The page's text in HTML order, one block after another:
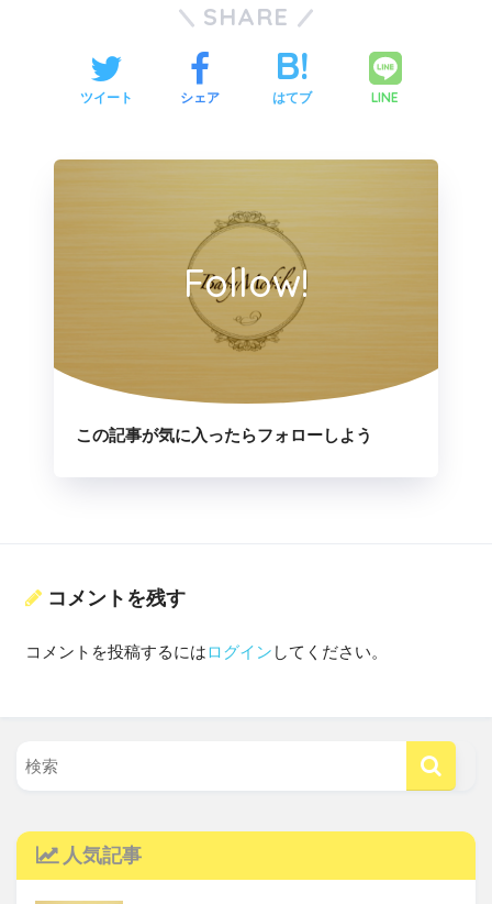
SHARE
ツイート シェア はてブ LINE
Follow!
この記事が気に入ったらフォローしよう
コメントを残す
コメントを投稿するにはログイン してください。
人気記事